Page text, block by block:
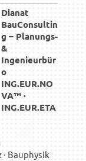
Dianat
BauConsultin
g – Planungs-
&
Ingenieurbür
o
ING.EUR.NO
VA™ ·
ING.EUR.ETA
Bauphysik